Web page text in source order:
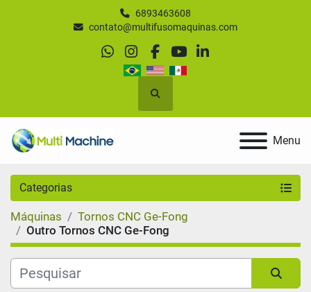
6893463608
contato@multifusomaquinas.com
whatsapp
instagram
facebook
youtubelinkedin
Pesquisar
Menu
Categorias
Máquinas
Tornos CNC Ge-Fong
Outro Tornos CNC Ge-Fong